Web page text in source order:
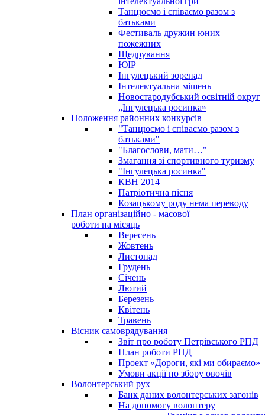
Танцюємо і співаємо разом з
батьками
Фестиваль дружин юних
пожежних
Щедрування
ЮІР
Інгулецький зорепад
Інтелектуальна мішень
Новостародубський освітній округ
„Інгулецька росинка»
Положення районних конкурсів
"Танцюємо і співаємо разом з
батьками"
"Благослови, мати…"
Змагання зі спортивного туризму
"Інгулецька росинка"
КВН 2014
Патріотична пісня
Козацькому роду нема переводу
План організаційно - масової
роботи на місяць
Вересень
Жовтень
Листопад
Грудень
Січень
Лютий
Березень
Квітень
Травень
Вісник самоврядування
Звіт про роботу Петрівського РПД
План роботи РПД
Проект «Дороги, які ми обираємо»
Умови акції по збору овочів
Волонтерський рух
Банк даних волонтерських загонів
На допомогу волонтеру